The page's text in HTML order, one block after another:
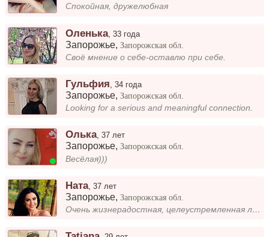
Спокойная, дружелюбная
Оленька,33 года
Запорожье,Запорожская обл.
Своё мнение о себе-оставлю при себе.
Гульфия ,34 года
Запорожье,Запорожская обл.
Looking for a serious and meaningful connection.
Олька,37 лет
Запорожье,Запорожская обл.
Весёлая)))
Ната,37 лет
Запорожье,Запорожская обл.
Очень жизнерадостная, целеустремленная личность